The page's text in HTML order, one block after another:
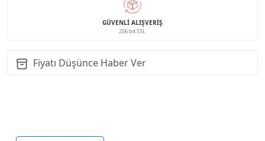
GÜVENLI ALIŞVERIŞ
256 bit SSL
Fiyatı Düşünce Haber Ver